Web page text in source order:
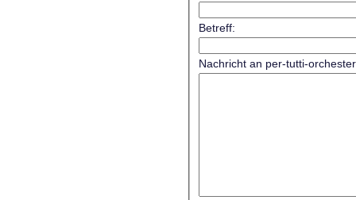
Betreff:
Nachricht an per-tutti-